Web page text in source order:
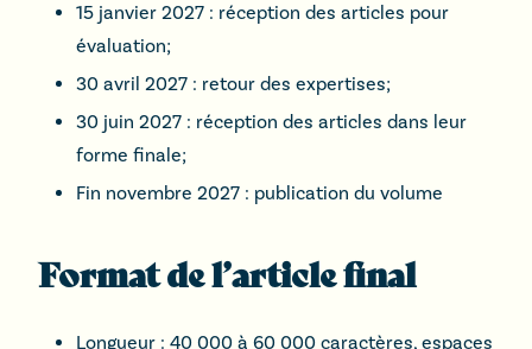
15 janvier 2027 : réception des articles pour
évaluation;
30 avril 2027 : retour des expertises;
30 juin 2027 : réception des articles dans leur
forme finale;
Fin novembre 2027 : publication du volume
Format de l’article final
Longueur : 40 000 à 60 000 caractères, espaces